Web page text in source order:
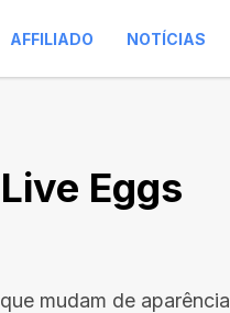
AFFILIADO NOTÍCIAS
Eggs
mudam de aparência